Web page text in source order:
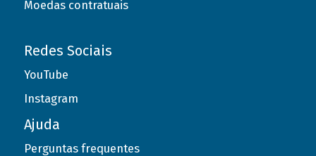
Moedas contratuais
Redes Sociais
YouTube
Instagram
Ajuda
Perguntas frequentes